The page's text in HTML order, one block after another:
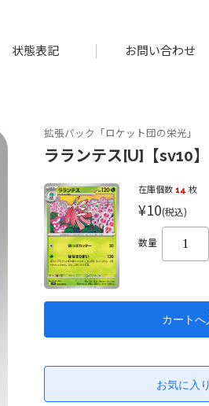
状態表記 お問い合わせ
拡張パック「ロケット団の栄光」
ラランテス[U]【sv10
在庫個数14 枚
¥10(税込)
数量